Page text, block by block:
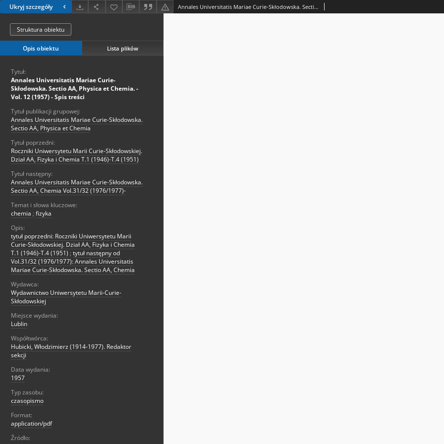
Ukryj szczegóły Annales Universitatis Mariae Curie-Skłodowska. Sectio AA, Physica et Chemia. - Vol. 12 (1957) - Spis treści
Struktura obiektu
Opis obiektu Lista plików
Tytuł:
Annales Universitatis Mariae Curie-
Skłodowska. Sectio AA, Physica et Chemia. -
Vol. 12 (1957) - Spis treści
Tytuł publikacji grupowej:
Annales Universitatis Mariae Curie-Skłodowska.
Sectio AA, Physica et Chemia
Tytuł poprzedni:
Roczniki Uniwersytetu Marii Curie-Skłodowskiej.
Dział AA, Fizyka i Chemia T.1 (1946)-T.4 (1951)
Tytuł następny:
Annales Universitatis Mariae Curie-Skłodowska.
Sectio AA, Chemia Vol.31/32 (1976/1977)-
Temat i słowa kluczowe:
chemia ; fizyka
Opis:
tytuł poprzedni: Roczniki Uniwersytetu Marii
Curie-Skłodowskiej. Dział AA, Fizyka i Chemia
T.1 (1946)-T.4 (1951) ; tytuł następny od
Vol.31/32 (1976/1977): Annales Universitatis
Mariae Curie-Skłodowska. Sectio AA, Chemia
Wydawca:
Wydawnictwo Uniwersytetu Marii-Curie-
Skłodowskiej
Miejsce wydania:
Lublin
Współtwórca:
Hubicki, Włodzimierz (1914-1977). Redaktor
sekcji
Data wydania:
1957
Typ zasobu:
czasopismo
Format:
application/pdf
Źródło: